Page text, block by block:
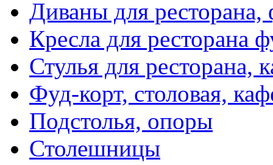
Диваны для ресторана,
Кресла для ресторана
Стулья для ресторана,
Фуд-корт, столовая,
Подстолья, опоры
Столешницы